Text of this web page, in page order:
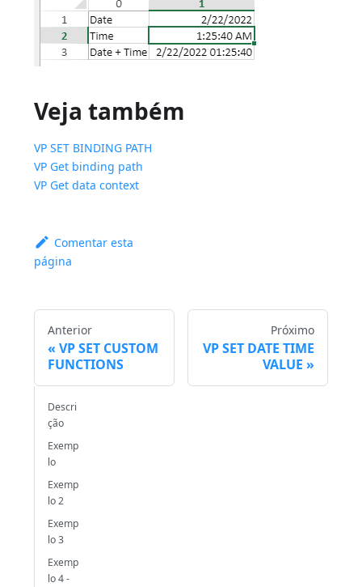
Veja também
VP SET BINDING PATH
VP Get binding path
VP Get data context
Comentar esta
página
Anterior
VP SET CUSTOM
FUNCTIONS
Próximo
VP SET DATE TIME
VALUE
Descri
ção
Exemp
lo
Exemp
lo 2
Exemp
lo 3
Exemp
lo 4 -